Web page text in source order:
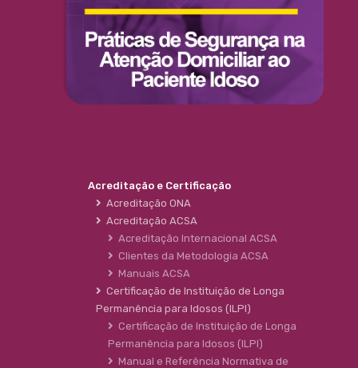
Acreditação e Certificação
Acreditação ONA
Acreditação ACSA
Acreditação Internacional ACSA
Clientes da Metodologia ACSA
Manuais ACSA
Certificação de Instituição de Longa
Permanência para Idosos (ILPI)
Certificação de Instituição de Longa
Permanência para Idosos (ILPI)
Manual e Referência Normativa de